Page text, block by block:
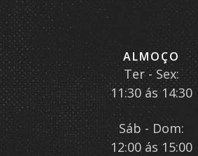
ALMOÇO
Ter - Sex:
11:30 ás 14:30
Sáb - Dom:
12:00 ás 15:00